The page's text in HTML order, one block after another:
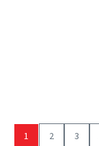
1 2 3